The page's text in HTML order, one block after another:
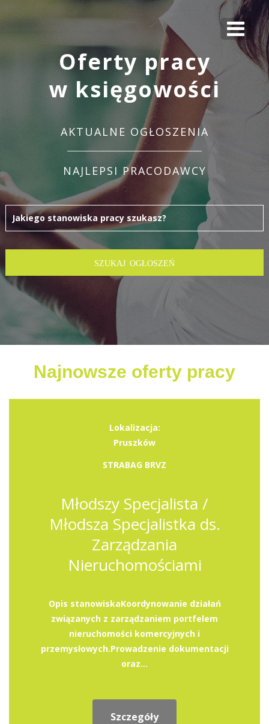
Oferty pracy
w księgowości
AKTUALNE OGŁOSZENIA
NAJLEPSI PRACODAWCY
Najnowsze oferty pracy
Lokalizacja:
Pruszków
STRABAG BRVZ
Młodszy Specjalista /
Młodsza Specjalistka ds.
Zarządzania
Nieruchomościami
Opis stanowiskaKoordynowanie działań
związanych z zarządzaniem portfelem
nieruchomości komercyjnych i
przemysłowych.Prowadzenie dokumentacji
oraz...
Szczegóły